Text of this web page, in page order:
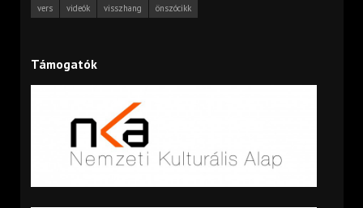
vers
videók visszhang önszócikk
Támogatók